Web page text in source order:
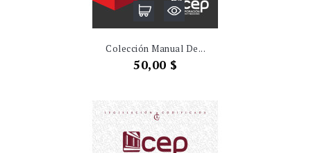
Colección Manual De...
Precio
50,00 $